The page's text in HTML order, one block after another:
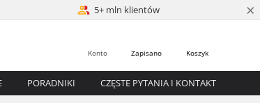
5+ mln klientów ×
Koszyk
Zapisano
Konto
PORADNIKI CZĘSTE PYTANIA I KONTAKT